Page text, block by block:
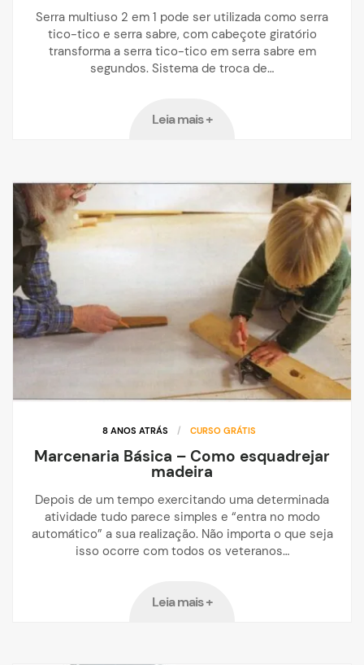
Serra multiuso 2 em 1 pode ser utilizada como serra
tico-tico e serra sabre, com cabeçote giratório
transforma a serra tico-tico em serra sabre em
segundos. Sistema de troca de…
Leia mais +
8 ANOS ATRÁS / CURSO GRÁTIS
Marcenaria Básica – Como esquadrejar
madeira
Depois de um tempo exercitando uma determinada
atividade tudo parece simples e “entra no modo
automático” a sua realização. Não importa o que seja
isso ocorre com todos os veteranos…
Leia mais +